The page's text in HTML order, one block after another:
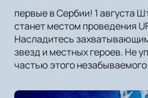
первые в Сербии! 1 августа
станет местом проведения
Насладитесь
звезд и местных героев. Не
частью этого